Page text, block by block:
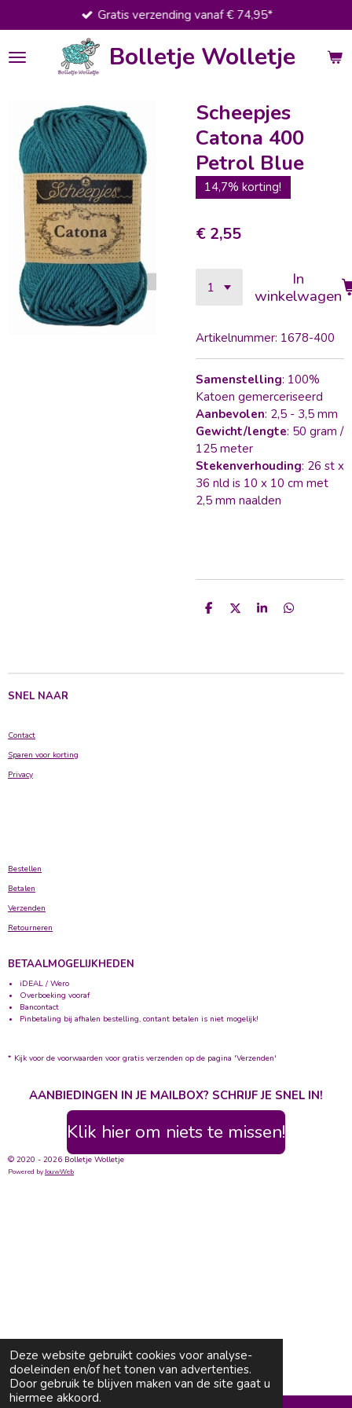
Deze website gebruikt cookies voor analyse-
doeleinden en/of het tonen van advertenties.
Door gebruik te blijven maken van de site gaat u
hiermee akkoord.
direct
naar
de
Bolletje Wolletje
Gratis verzending vanaf € 74,95*
Scheepjes
Catona 400
Petrol Blue
14,7% korting!
€ 2,55
In
winkelwagen
Artikelnummer: 1678-400
Samenstelling: 100%
Katoen gemerceriseerd
Aanbevolen: 2,5 - 3,5 mm
Gewicht/lengte: 50 gram /
125 meter
Stekenverhouding: 26 st x
36 nld is 10 x 10 cm met
2,5 mm naalden
D
D
S
D
SNEL NAAR
Contact
Sparen voor korting
Privacy
Bestellen
Betalen
Verzenden
Retourneren
BETAALMOGELIJKHEDEN
iDEAL / Wero
Overboeking vooraf
Bancontact
Pinbetaling bij afhalen bestelling, contant betalen is niet mogelijk!
* Kijk voor de voorwaarden voor gratis verzenden op de pagina 'Verzenden'
AANBIEDINGEN IN JE MAILBOX? SCHRIJF JE SNEL IN!
Klik hier om niets te missen!
© 2020 - 2026 Bolletje Wolletje
Powered byJouwWeb